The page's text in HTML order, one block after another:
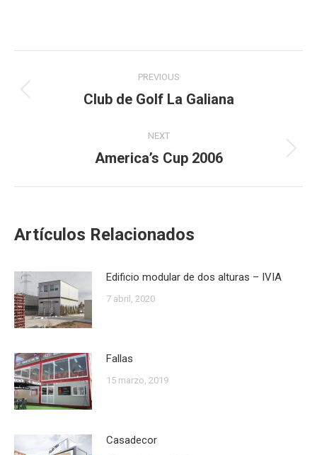
navigation
PREVIOUS
Previous
Club de Golf La Galiana
NEXT
Next
America’s Cup 2006
Artículos Relacionados
Edificio modular de dos alturas – IVIA
7 abril, 2020
Fallas
15 marzo, 2019
Casadecor